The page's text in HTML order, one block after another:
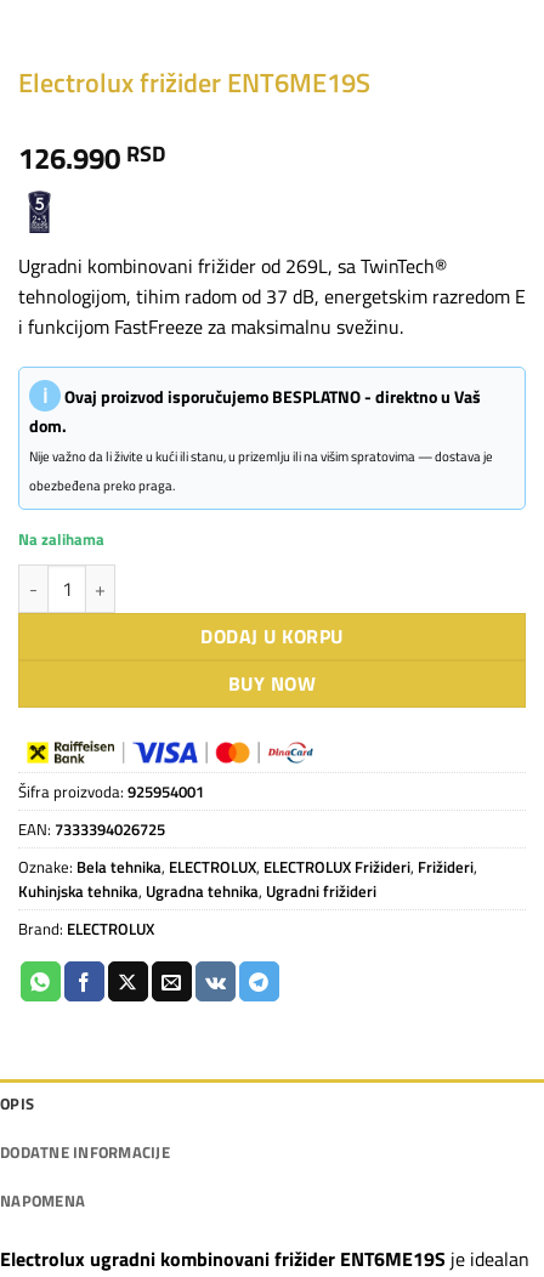
Electrolux frižider ENT6ME19S
126.990 RSD
Ugradni kombinovani frižider od 269L, sa TwinTech®
tehnologijom, tihim radom od 37 dB, energetskim razredom E
i funkcijom FastFreeze za maksimalnu svežinu.
ℹ
Ovaj proizvod isporučujemo BESPLATNO - direktno u Vaš
dom.
Nije važno da li živite u kući ili stanu, u prizemlju ili na višim spratovima — dostava je
obezbeđena preko praga.
Na zalihama
Electrolux frižider ENT6ME19S količina
DODAJ U KORPU
BUY NOW
Šifra proizvoda: 925954001
EAN: 7333394026725
Oznake: Bela tehnika, ELECTROLUX, ELECTROLUX Frižideri, Frižideri,
Kuhinjska tehnika, Ugradna tehnika, Ugradni frižideri
Brand: ELECTROLUX
OPIS
DODATNE INFORMACIJE
NAPOMENA
Electrolux ugradni kombinovani frižider ENT6ME19S je idealan